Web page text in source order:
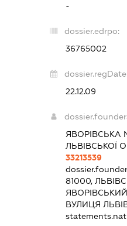
-
dossier.edrpo:
36765002
22.12.09
ЯВОРІВСЬКА
ЛЬВІВСЬКОЇ
33213539
81000,
ВУЛИЦЯ